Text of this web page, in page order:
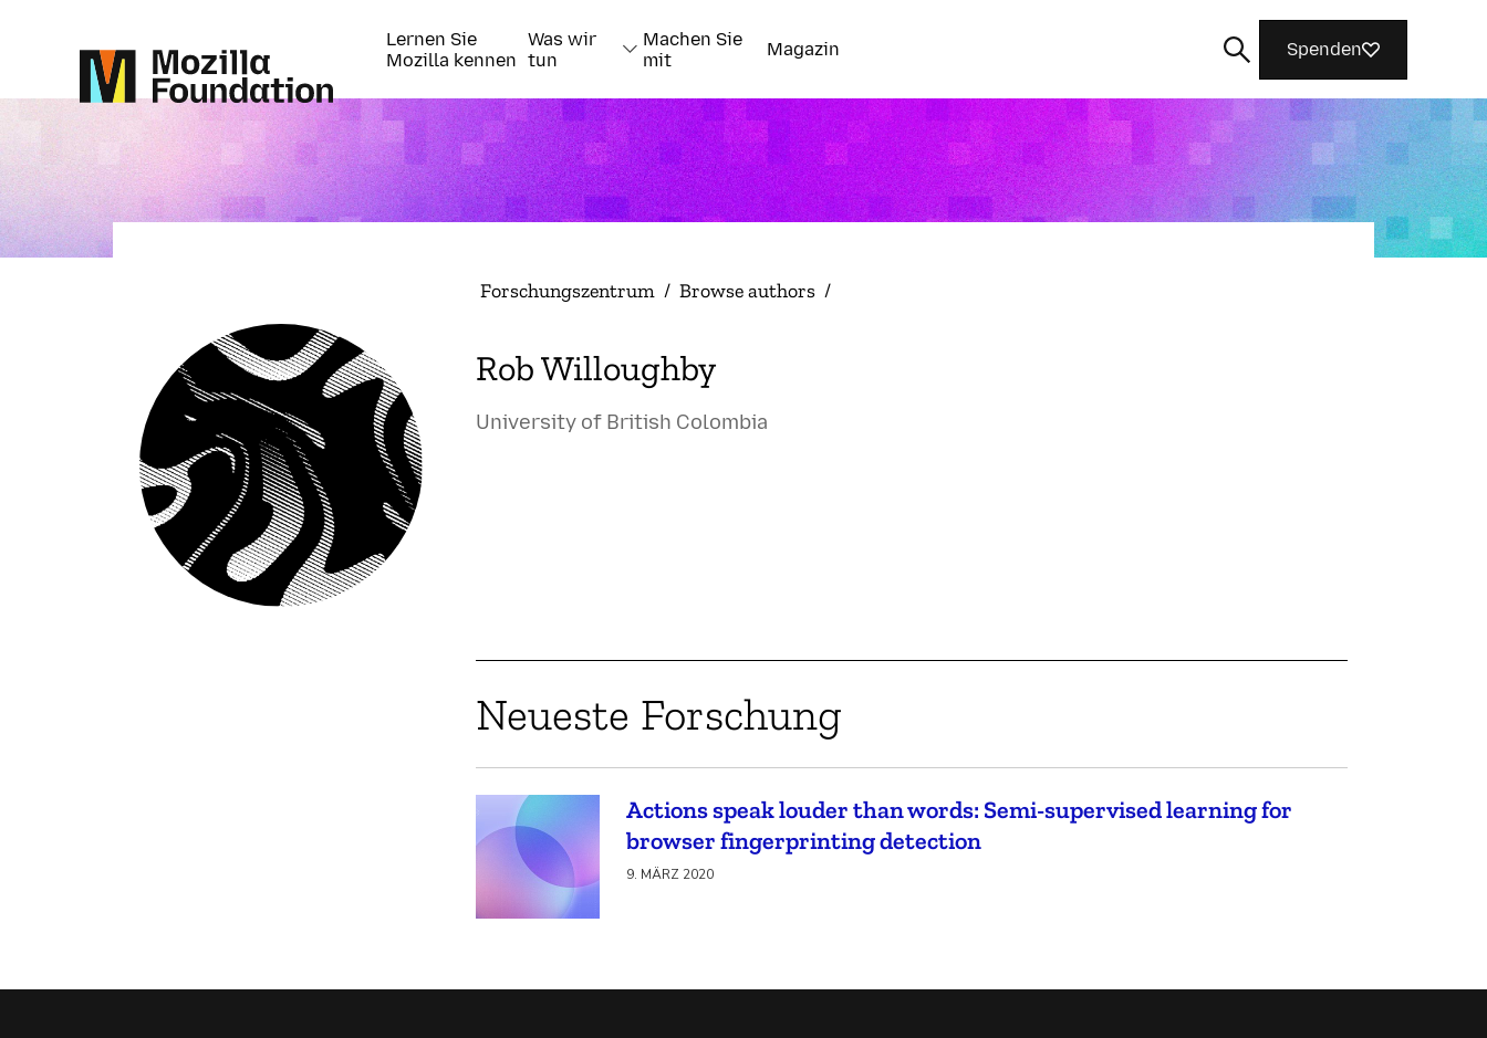
Lernen Sie
Mozilla kennen
Was wir
tun
Machen Sie
mit
Magazin Spenden
Forschungszentrum / Browse authors /
Rob Willoughby
University of British Colombia
Neueste Forschung
Actions speak louder than words: Semi-supervised learning for
browser fingerprinting detection
9. MÄRZ 2020